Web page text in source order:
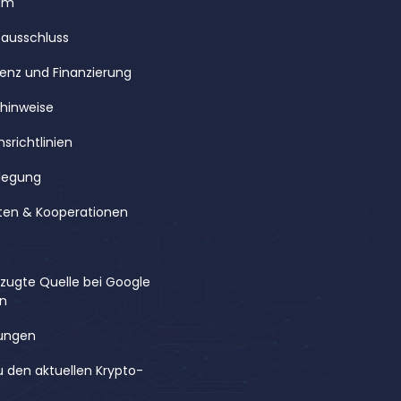
und Finanzierung
& Kooperationen
Quelle bei Google
den aktuellen Krypto-